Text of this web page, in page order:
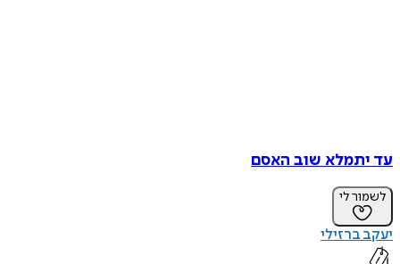
עד יתמלא שוב האסם
לשמור לי
יעקב ברזילי